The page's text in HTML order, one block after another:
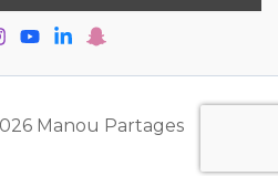
Manou Partages